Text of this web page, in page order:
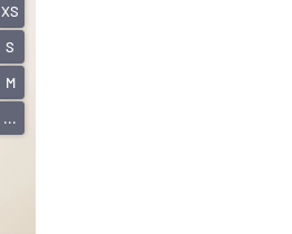
XS
S
M
...